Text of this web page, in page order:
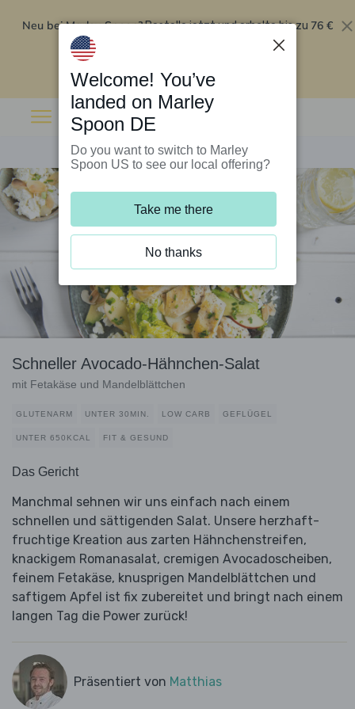
Neu bei Marley Spoon?Bestelle jetzt und erhalte bis zu 76 €
Rabatt auf deine ersten fünf Boxen
Schneller Avocado-Hähnchen-Salat
mit Fetakäse und Mandelblättchen
GLUTENARM UNTER 30MIN. LOW CARB GEFLÜGEL
UNTER 650KCAL FIT & GESUND
Das Gericht
Manchmal sehnen wir uns einfach nach einem
schnellen und sättigenden Salat. Unsere herzhaft-
fruchtige Kreation aus zarten Hähnchenstreifen,
knackigem Romanasalat, cremigen Avocadoscheiben,
feinem Fetakäse, knusprigen Mandelblättchen und
saftigem Apfel ist fix zubereitet und bringt nach einem
langen Tag die Power zurück!
Präsentiert von Matthias
Welcome! You’ve
landed on Marley
Spoon DE
Do you want to switch to Marley
Spoon US to see our local offering?
Take me there
No thanks